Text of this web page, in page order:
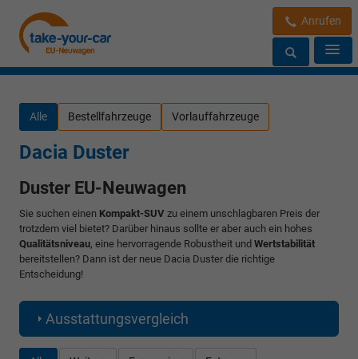
Anrufen
Alle Bestellfahrzeuge Vorlauffahrzeuge
Dacia Duster
Duster EU-Neuwagen
Sie suchen einen Kompakt-SUV zu einem unschlagbaren Preis der
trotzdem viel bietet? Darüber hinaus sollte er aber auch ein hohes
Qualitätsniveau, eine hervorragende Robustheit und Wertstabilität
bereitstellen? Dann ist der neue Dacia Duster die richtige
Entscheidung!
Ausstattungsvergleich